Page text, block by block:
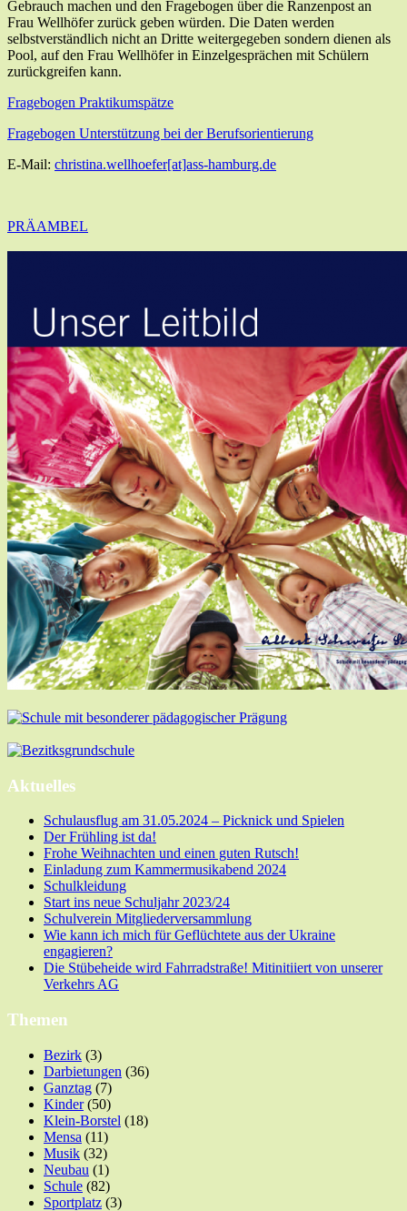
Gebrauch machen und den Fragebogen über die Ranzenpost an
Frau Wellhöfer zurück geben würden. Die Daten werden
selbstverständlich nicht an Dritte weitergegeben sondern dienen als
Pool, auf den Frau Wellhöfer in Einzelgesprächen mit Schülern
zurückgreifen kann.
Fragebogen Praktikumspätze
Fragebogen Unterstützung bei der Berufsorientierung
E-Mail: christina.wellhoefer[at]ass-hamburg.de
PRÄAMBEL
Aktuelles
Schulausflug am 31.05.2024 – Picknick und Spielen
Der Frühling ist da!
Frohe Weihnachten und einen guten Rutsch!
Einladung zum Kammermusikabend 2024
Schulkleidung
Start ins neue Schuljahr 2023/24
Schulverein Mitgliederversammlung
Wie kann ich mich für Geflüchtete aus der Ukraine
engagieren?
Die Stübeheide wird Fahrradstraße! Mitinitiiert von unserer
Verkehrs AG
Themen
Bezirk (3)
Darbietungen (36)
Ganztag (7)
Kinder(50)
Klein-Borstel (18)
Mensa (11)
Musik (32)
Neubau (1)
Schule (82)
Sportplatz (3)